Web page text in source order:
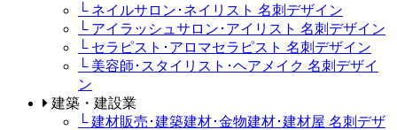
└ ネイルサロン･ネイリスト 名刺デザイン
└ アイラッシュサロン･アイリスト 名刺デザイン
└ セラピスト･アロマセラピスト 名刺デザイン
└ 美容師･スタイリスト･ヘアメイク 名刺デザイ
ン
建築・建設業
└ 建材販売･建築建材･金物建材･建材屋 名刺デザ